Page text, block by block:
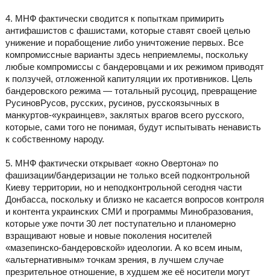
4. МНФ фактически сводится к попыткам примирить
антифашистов с фашистами, которые ставят своей целью
унижение и порабощение либо уничтожение первых. Все
компромиссные варианты здесь неприемлемы, поскольку
любые компромиссы с бандеровцами и их режимом приводят
к ползучей, отложенной капитуляции их противников. Цель
бандеровского режима — тотальный русоцид, превращение
РусиновРусов, русских, русинов, русскоязычных в
манкуртов-«украинцев», заклятых врагов всего русского,
которые, сами того не понимая, будут испытывать ненависть
к собственному народу.
5. МНФ фактически открывает «окно Овертона» по
фашизации/бандеризации не только всей подконтрольной
Киеву территории, но и неподконтрольной сегодня части
Донбасса, поскольку и близко не касается вопросов контроля
и контента украинских СМИ и программы Минобразования,
которые уже почти 30 лет поступательно и планомерно
взращивают новые и новые поколения носителей
«мазепинско-бандеровской» идеологии. А ко всем иным,
«альтернативным» точкам зрения, в лучшем случае
презрительное отношение, в худшем же её носители могут